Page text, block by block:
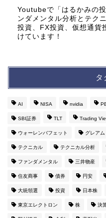
Youtubeで「はるかみの
ンダメンタル分析とテク
投資、FX投資、仮想通貨
けています！
タ
AI NISA nvidia
SBI証券 TLT Trading
ウォーレンバフェット グレアム
テクニカル テクニカル分析
ファンダメンタル 三井物産
住友商事 債券 円安
大統領選 投資 日本株
東京エレクトロン 株 決